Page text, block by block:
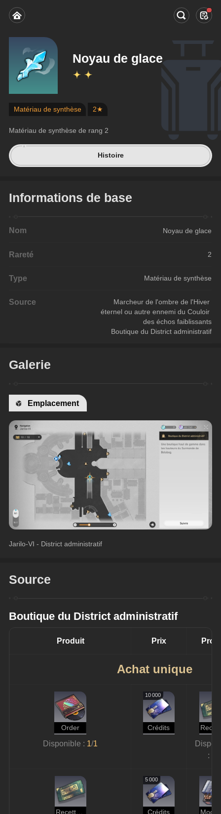
Noyau de glace
Matériau de synthèse 2★
Matériau de synthèse de rang 2
Histoire
Informations de base
Nom Noyau de glace
Rareté 2
Type Matériau de synthèse
Source
Marcheur de l'ombre de l'Hiver
éternel ou autre ennemi du Couloir
des échos faiblissants
Boutique du District administratif
Galerie
Emplacement
Jarilo-VI - District administratif
Source
Boutique du District administratif
Produit Prix
Achat unique
Order
Disponible : 1/1
10 000
Crédits
:
Recette : pâte de renforcement de la glace
5 000
Crédits